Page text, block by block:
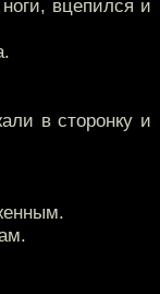
вцепился и
в сторонку и